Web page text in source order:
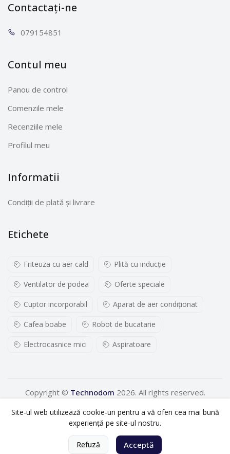
Contactați-ne
0791 54851
Contul meu
Panou de control
Comenzile mele
Recenziile mele
Profilul meu
Informatii
Condiții de plată și livrare
Etichete
Friteuza cu aer cald Plită cu inducţie
Ventilator de podea Oferte speciale
Cuptor incorporabil Aparat de aer condiționat
Cafea boabe Robot de bucatarie
Electrocasnice mici Aspiratoare
Copyright © Technodom 2026. All rights reserved.
Site-ul web utilizează cookie-uri pentru a vă oferi cea mai bună
experiență pe site-ul nostru.
Refuză Acceptă